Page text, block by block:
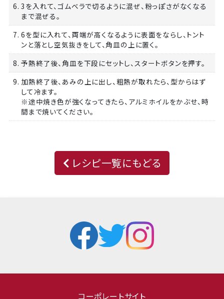
6. 3を入れて、ゴムベラで切るように混ぜ、粉っぽさがなくなる
まで混ぜる。
7. 6を型に入れて、両端が高くなるように表面をならし、トント
ンと落とし空気抜きをして、角皿の上に置く。
8. 予熱終了後、角皿を下段にセットし、スタートボタンを押す。
9. 加熱終了後、あみの上に出し、粗熱が取れたら、型からはず
して冷ます。
※途中焼き色が強くなってきたら、アルミホイルをかぶせ、時
間まで焼いてください。
レシピ一覧にもどる
コーポレートサイト